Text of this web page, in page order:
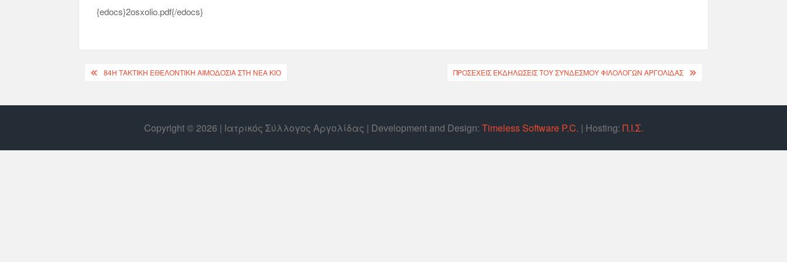
{edocs}2osxolio.pdf{/edocs}
84Η ΤΑΚΤΙΚΉ ΕΘΕΛΟΝΤΙΚΉ ΑΙΜΟΔΟΣΊΑ ΣΤΗ ΝΈΑ ΚΊΟ ΠΡΟΣΕΧΕΊΣ ΕΚΔΗΛΏΣΕΙΣ ΤΟΥ ΣΥΝΔΈΣΜΟΥ ΦΙΛΟΛΌΓΩΝ ΑΡΓΟΛΊΔΑΣ
Copyright © 2026 | Ιατρικός Σύλλογος Αργολίδας | Develοpment and Design: Timeless Software P.C. | Hosting: Π.Ι.Σ.